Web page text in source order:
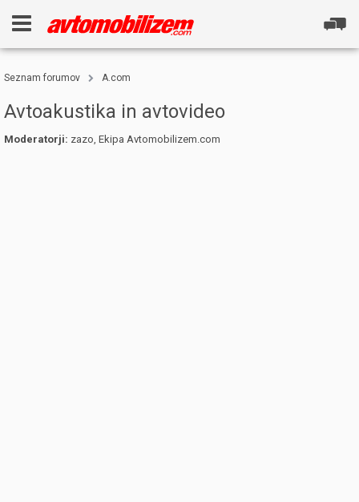
Seznam forumov A.com
Avtoakustika in avtovideo
Moderatorji: zazo, Ekipa Avtomobilizem.com